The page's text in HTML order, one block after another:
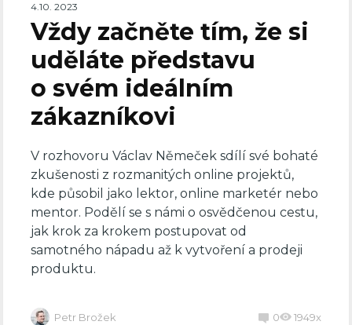
4.10. 2023
Vždy začněte tím, že si
uděláte představu
o svém ideálním
zákazníkovi
V rozhovoru Václav Němeček sdílí své bohaté
zkušenosti z rozmanitých online projektů,
kde působil jako lektor, online marketér nebo
mentor. Podělí se s námi o osvědčenou cestu,
jak krok za krokem postupovat od
samotného nápadu až k vytvoření a prodeji
produktu.
Petr Brožek 0 1949x